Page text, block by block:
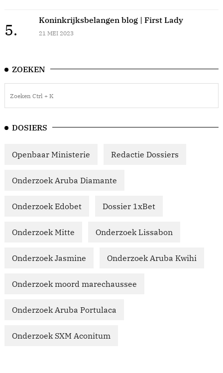
5.
Koninkrijksbelangen blog | First Lady
21 MEI 2023
ZOEKEN
DOSIERS
Openbaar Ministerie Redactie Dossiers
Onderzoek Aruba Diamante
Onderzoek Edobet Dossier 1xBet
Onderzoek Mitte Onderzoek Lissabon
Onderzoek Jasmine Onderzoek Aruba Kwihi
Onderzoek moord marechaussee
Onderzoek Aruba Portulaca
Onderzoek SXM Aconitum